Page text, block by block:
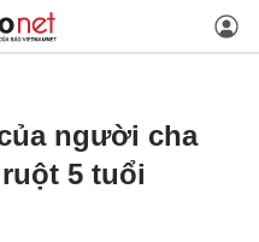
người cha
5 tuổi